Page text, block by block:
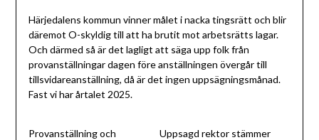
Härjedalens kommun vinner målet i nacka tingsrätt och blir
däremot O-skyldig till att ha brutit mot arbetsrätts lagar.
Och därmed så är det lagligt att säga upp folk från
provanställningar dagen före anställningen övergår till
tillsvidareanställning, då är det ingen uppsägningsmånad.
Fast vi har årtalet 2025.
Provanställning och
Uppsagd rektor stämmer